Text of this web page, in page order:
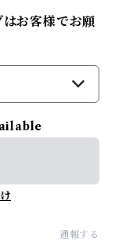
お客様でお願
通報する